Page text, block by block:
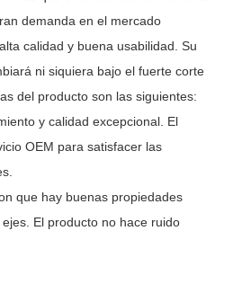
demanda en el mercado
calidad y buena usabilidad. Su
ni siquiera bajo el fuerte corte
del producto son las siguientes:
y calidad excepcional. El
OEM para satisfacer las
que hay buenas propiedades
El producto no hace ruido